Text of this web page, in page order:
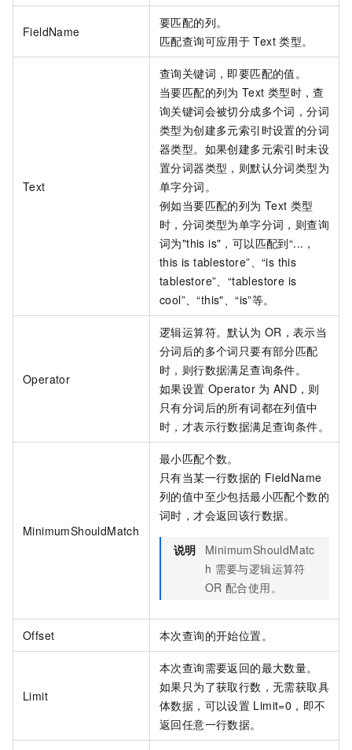
FieldName
要匹配的列。
匹配查询可应用于 Text 类型。
Text
查询关键词，即要匹配的值。
当要匹配的列为 Text 类型时，查
询关键词会被切分成多个词，分词
类型为创建多元索引时设置的分词
器类型。如果创建多元索引时未设
置分词器类型，则默认分词类型为
单字分词。
例如当要匹配的列为 Text 类型
时，分词类型为单字分词，则查询
词为"this is"，可以匹配到“...，
this is tablestore”、“is this
tablestore”、“tablestore is
cool”、“this"、“is”等。
Operator
逻辑运算符。默认为 OR，表示当
分词后的多个词只要有部分匹配
时，则行数据满足查询条件。
如果设置 Operator 为 AND，则
只有分词后的所有词都在列值中
时，才表示行数据满足查询条件。
MinimumShouldMatch
最小匹配个数。
只有当某一行数据的 FieldName
列的值中至少包括最小匹配个数的
词时，才会返回该行数据。
说明
MinimumShouldMatc
h 需要与逻辑运算符
OR 配合使用。
Offset 本次查询的开始位置。
Limit
本次查询需要返回的最大数量。
如果只为了获取行数，无需获取具
体数据，可以设置 Limit=0，即不
返回任意一行数据。